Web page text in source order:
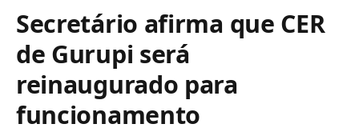
Secretário afirma que CER
de Gurupi será
reinaugurado para
funcionamento